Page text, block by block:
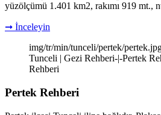
yüzölçümü 1.401 km2, rakımı 919 mt.,
➞ İnceleyin
img/tr/min/tunceli/pertek/
Tunceli | Gezi Rehberi-|-Pertek
Rehberi
Pertek Rehberi